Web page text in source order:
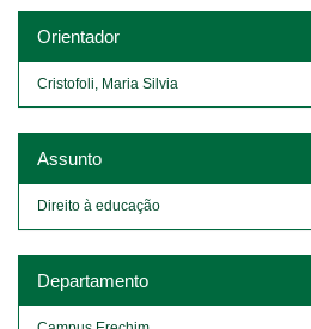
Orientador
Cristofoli, Maria Silvia
Assunto
Direito à educação
Departamento